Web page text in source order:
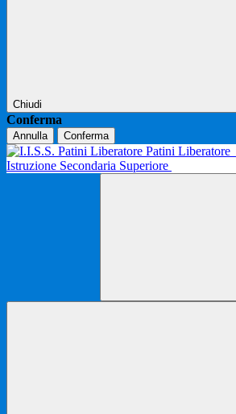
Chiudi
Conferma
Annulla Conferma
Patini Liberatore
Istruzione Secondaria Superiore